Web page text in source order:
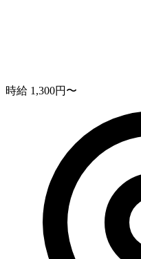
時給 1,300円〜